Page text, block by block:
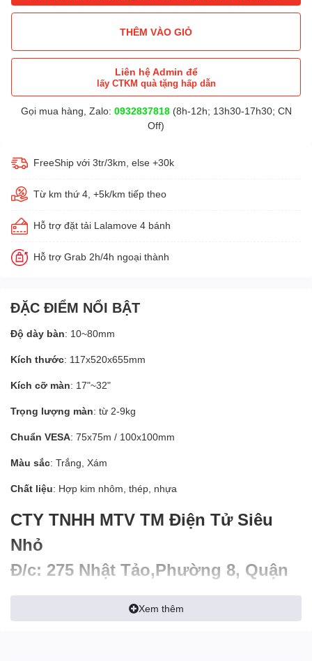
THÊM VÀO GIỎ
Liên hệ Admin để
lấy CTKM quà tặng hấp dẫn
Gọi mua hàng, Zalo: 0932837818(8h-12h; 13h30-17h30; CN
Off)
FreeShip với 3tr/3km, else +30k
Từ km thứ 4, +5k/km tiếp theo
Hỗ trợ đặt tải Lalamove 4 bánh
Hỗ trợ Grab 2h/4h ngoại thành
ĐẶC ĐIỂM NỔI BẬT
Độ dày bàn: 10~80mm
Kích thước: 117x520x655mm
Kích cỡ màn: 17"~32"
Trọng lượng màn: từ 2-9kg
Chuẩn VESA: 75x75m / 100x100mm
Màu sắc: Trắng, Xám
Chất liệu: Hợp kim nhôm, thép, nhựa
CTY TNHH MTV TM Điện Tử Siêu
Nhỏ
Đ/c: 275 Nhật Tảo,Phường 8, Quận
10, Thành phố Hồ Chí Minh
Đại lý Đặt Hàng – Zalo: 0935.000.768
Xem thêm